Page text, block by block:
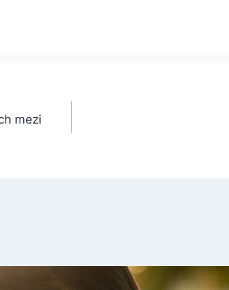
mezi